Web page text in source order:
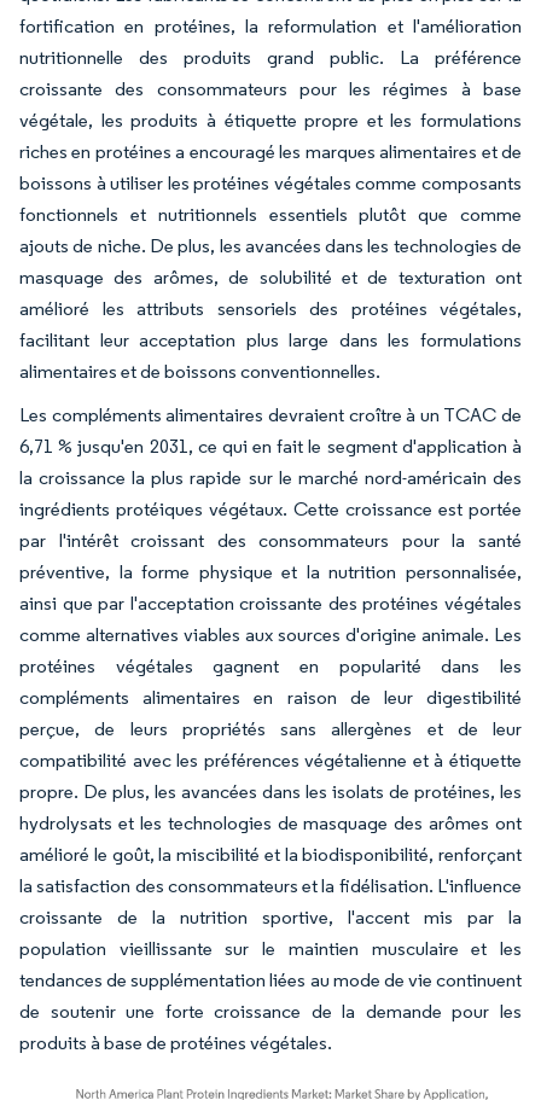
fortification en protéines, la reformulation et l'amélioration
nutritionnelle des produits grand public. La préférence
croissante des consommateurs pour les régimes à base
végétale, les produits à étiquette propre et les formulations
riches en protéines a encouragé les marques alimentaires et de
boissons à utiliser les protéines végétales comme composants
fonctionnels et nutritionnels essentiels plutôt que comme
ajouts de niche. De plus, les avancées dans les technologies de
masquage des arômes, de solubilité et de texturation ont
amélioré les attributs sensoriels des protéines végétales,
facilitant leur acceptation plus large dans les formulations
alimentaires et de boissons conventionnelles.
Les compléments alimentaires devraient croître à un TCAC de
6,71 % jusqu'en 2031, ce qui en fait le segment d'application à
la croissance la plus rapide sur le marché nord-américain des
ingrédients protéiques végétaux. Cette croissance est portée
par l'intérêt croissant des consommateurs pour la santé
préventive, la forme physique et la nutrition personnalisée,
ainsi que par l'acceptation croissante des protéines végétales
comme alternatives viables aux sources d'origine animale. Les
protéines végétales gagnent en popularité dans les
compléments alimentaires en raison de leur digestibilité
perçue, de leurs propriétés sans allergènes et de leur
compatibilité avec les préférences végétalienne et à étiquette
propre. De plus, les avancées dans les isolats de protéines, les
hydrolysats et les technologies de masquage des arômes ont
amélioré le goût, la miscibilité et la biodisponibilité, renforçant
la satisfaction des consommateurs et la fidélisation. L'influence
croissante de la nutrition sportive, l'accent mis par la
population vieillissante sur le maintien musculaire et les
tendances de supplémentation liées au mode de vie continuent
de soutenir une forte croissance de la demande pour les
produits à base de protéines végétales.